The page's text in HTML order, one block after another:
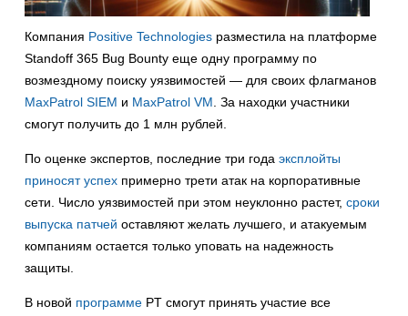
Компания Positive Technologies разместила на платформе
Standoff 365 Bug Bounty еще одну программу по
возмездному поиску уязвимостей — для своих флагманов
MaxPatrol SIEM и MaxPatrol VM. За находки участники
смогут получить до 1 млн рублей.
По оценке экспертов, последние три года эксплойты
приносят успех примерно трети атак на корпоративные
сети. Число уязвимостей при этом неуклонно растет, сроки
выпуска патчей оставляют желать лучшего, и атакуемым
компаниям остается только уповать на надежность
защиты.
В новой программе PT смогут принять участие все